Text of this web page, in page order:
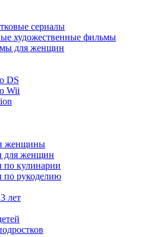
сериалы
художественные фильмы
для женщин
DS
Wii
женщины
для женщин
кулинарии
рукоделию
лет